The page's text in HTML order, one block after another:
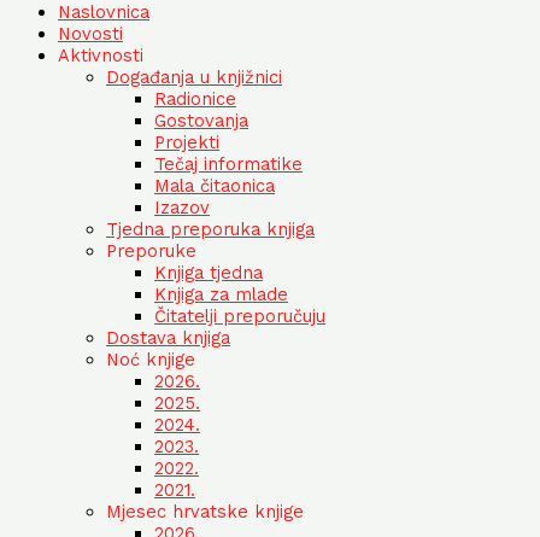
Naslovnica
Novosti
Aktivnosti
Događanja u knjižnici
Radionice
Gostovanja
Projekti
Tečaj informatike
Mala čitaonica
Izazov
Tjedna preporuka knjiga
Preporuke
Knjiga tjedna
Knjiga za mlade
Čitatelji preporučuju
Dostava knjiga
Noć knjige
2026.
2025.
2024.
2023.
2022.
2021.
Mjesec hrvatske knjige